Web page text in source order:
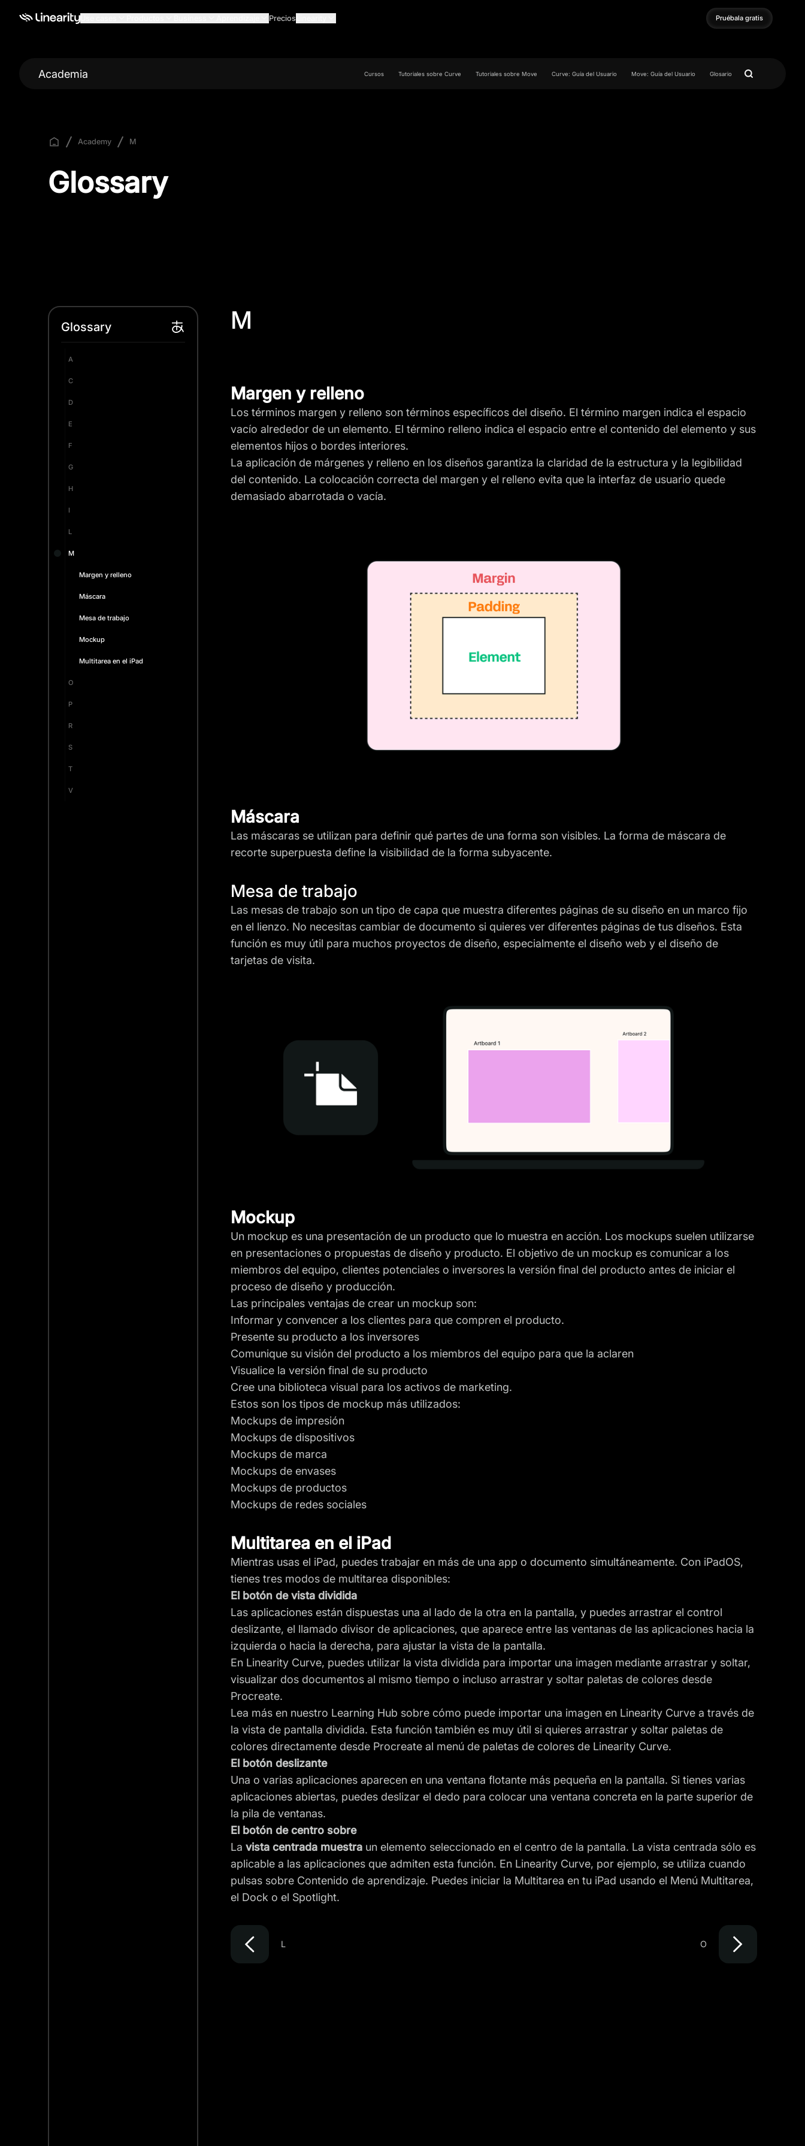
Precios
Pruébala gratis
Pruébala gratis
Academia Cursos Tutoriales sobre Curve Tutoriales sobre Move Curve: Guía del Usuario Move: Guía del Usuario Glosario
Academy M
Glossary
Glossary
A
C
D
E
F
G
H
I
L
M
Margen y relleno
Máscara
Mesa de trabajo
Mockup
Multitarea en el iPad
O
P
R
S
T
V
M
Margen y relleno
Los términos margen y relleno son términos específicos del diseño. El término margen indica el espacio
vacío alrededor de un elemento. El término relleno indica el espacio entre el contenido del elemento y sus
elementos hijos o bordes interiores.
La aplicación de márgenes y relleno en los diseños garantiza la claridad de la estructura y la legibilidad
del contenido. La colocación correcta del margen y el relleno evita que la interfaz de usuario quede
demasiado abarrotada o vacía.
Máscara
Las máscaras se utilizan para definir qué partes de una forma son visibles. La forma de máscara de
recorte superpuesta define la visibilidad de la forma subyacente.
Mesa de trabajo
Las mesas de trabajo son un tipo de capa que muestra diferentes páginas de su diseño en un marco fijo
en el lienzo. No necesitas cambiar de documento si quieres ver diferentes páginas de tus diseños. Esta
función es muy útil para muchos proyectos de diseño, especialmente el diseño web y el diseño de
tarjetas de visita.
Mockup
Un mockup es una presentación de un producto que lo muestra en acción. Los mockups suelen utilizarse
en presentaciones o propuestas de diseño y producto. El objetivo de un mockup es comunicar a los
miembros del equipo, clientes potenciales o inversores la versión final del producto antes de iniciar el
proceso de diseño y producción.
Las principales ventajas de crear un mockup son:
Informar y convencer a los clientes para que compren el producto.
Presente su producto a los inversores
Comunique su visión del producto a los miembros del equipo para que la aclaren
Visualice la versión final de su producto
Cree una biblioteca visual para los activos de marketing.
Estos son los tipos de mockup más utilizados:
Mockups de impresión
Mockups de dispositivos
Mockups de marca
Mockups de envases
Mockups de productos
Mockups de redes sociales
Multitarea en el iPad
Mientras usas el iPad, puedes trabajar en más de una app o documento simultáneamente. Con iPadOS,
tienes tres modos de multitarea disponibles:
El botón de vista dividida
Las aplicaciones están dispuestas una al lado de la otra en la pantalla, y puedes arrastrar el control
deslizante, el llamado divisor de aplicaciones, que aparece entre las ventanas de las aplicaciones hacia la
izquierda o hacia la derecha, para ajustar la vista de la pantalla.
En Linearity Curve, puedes utilizar la vista dividida para importar una imagen mediante arrastrar y soltar,
visualizar dos documentos al mismo tiempo o incluso arrastrar y soltar paletas de colores desde
Procreate.
Lea más en nuestro Learning Hub sobre cómo puede importar una imagen en Linearity Curve a través de
la vista de pantalla dividida. Esta función también es muy útil si quieres arrastrar y soltar paletas de
colores directamente desde Procreate al menú de paletas de colores de Linearity Curve.
El botón deslizante
Una o varias aplicaciones aparecen en una ventana flotante más pequeña en la pantalla. Si tienes varias
aplicaciones abiertas, puedes deslizar el dedo para colocar una ventana concreta en la parte superior de
la pila de ventanas.
El botón de centro sobre
La vista centrada muestraun elemento seleccionado en el centro de la pantalla. La vista centrada sólo es
aplicable a las aplicaciones que admiten esta función. En Linearity Curve, por ejemplo, se utiliza cuando
pulsas sobre Contenido de aprendizaje. Puedes iniciar la Multitarea en tu iPad usando el Menú Multitarea,
el Dock o el Spotlight.
L O